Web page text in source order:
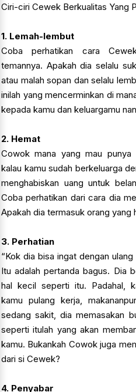
Ciri-ciri Cewek Berkualitas Yang
1. Lemah-lembut
Coba perhatikan cara
temannya. Apakah dia selalu
atau malah sopan dan selalu
inilah yang mencerminkan di
kepada kamu dan keluargamu
2. Hemat
Cowok mana yang mau punya
kalau kamu sudah berkeluarga
menghabiskan uang untuk
Coba perhatikan dari cara dia
Apakah dia termasuk orang yang
3. Perhatian
“Kok dia bisa ingat dengan
Itu adalah pertanda bagus. Dia
hal kecil seperti itu. Padahal,
kamu pulang kerja,
sedang sakit, dia memasakan
seperti itulah yang akan
kamu. Bukankah Cowok juga
dari si Cewek?
4. Penyabar